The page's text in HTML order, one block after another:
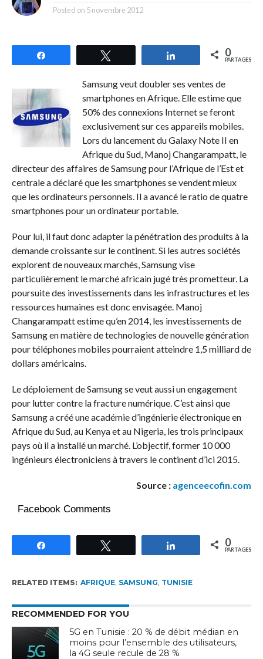
Posted on 5 novembre 2012
Partagez 0
PARTAGES
Samsung veut doubler ses ventes de
smartphones en Afrique. Elle estime que
50% des connexions Internet se feront
exclusivement sur ces appareils mobiles.
Lors du lancement du Galaxy Note II en
Afrique du Sud, Manoj Changarampatt, le
directeur des affaires de Samsung pour l’Afrique de l’Est et
centrale a déclaré que les smartphones se vendent mieux
que les ordinateurs personnels. Il a avancé le ratio de quatre
smartphones pour un ordinateur portable.
Pour lui, il faut donc adapter la pénétration des produits à la
demande croissante sur le continent. Si les autres sociétés
explorent de nouveaux marchés, Samsung vise
particulièrement le marché africain jugé très prometteur. La
poursuite des investissements dans les infrastructures et les
ressources humaines est donc envisagée. Manoj
Changarampatt estime qu’en 2014, les investissements de
Samsung en matière de technologies de nouvelle génération
pour téléphones mobiles pourraient atteindre 1,5 milliard de
dollars américains.
Le déploiement de Samsung se veut aussi un engagement
pour lutter contre la fracture numérique. C’est ainsi que
Samsung a créé une académie d’ingénierie électronique en
Afrique du Sud, au Kenya et au Nigeria, les trois principaux
pays où il a installé un marché. L’objectif, former 10 000
ingénieurs électroniciens à travers le continent d’ici 2015.
Source : agenceecofin.com
Facebook Comments
Partagez 0
PARTAGES
RELATED ITEMS: AFRIQUE, SAMSUNG, TUNISIE
RECOMMENDED FOR YOU
5G en Tunisie : 20 % de débit médian en
moins pour l’ensemble des utilisateurs,
la 4G seule recule de 28 %